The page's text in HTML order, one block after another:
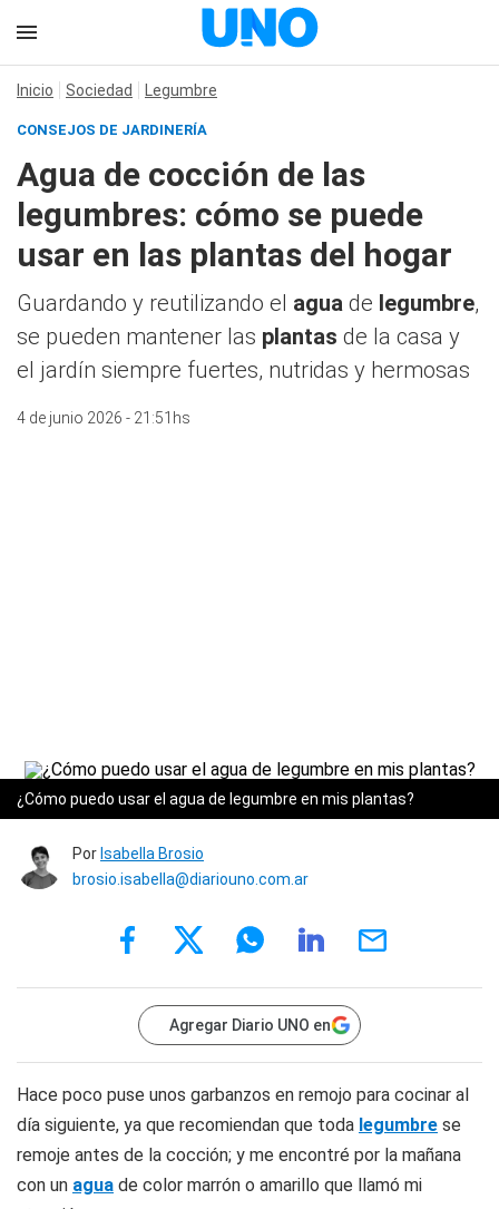
Inicio Sociedad Legumbre
CONSEJOS DE JARDINERÍA
Agua de cocción de las
legumbres: cómo se puede
usar en las plantas del hogar
Guardando y reutilizando el agua de legumbre,
se pueden mantener las plantas de la casa y
el jardín siempre fuertes, nutridas y hermosas
4 de junio 2026 - 21:51hs
¿Cómo puedo usar el agua de legumbre en mis plantas?
Por Isabella Brosio
brosio.isabella@diariouno.com.ar
Agregar Diario UNO en
Hace poco puse unos garbanzos en remojo para cocinar al
día siguiente, ya que recomiendan que toda legumbre se
remoje antes de la cocción; y me encontré por la mañana
con un agua de color marrón o amarillo que llamó mi